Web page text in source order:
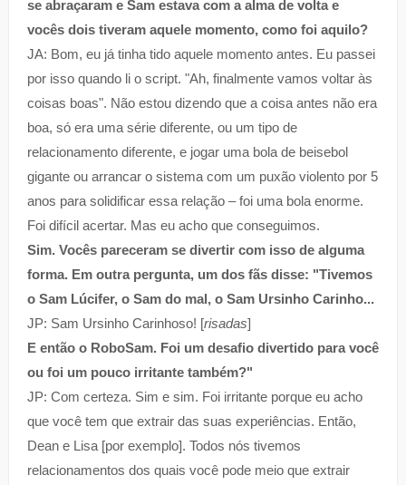
se abraçaram e Sam estava com a alma de volta e
vocês dois tiveram aquele momento, como foi aquilo?
JA: Bom, eu já tinha tido aquele momento antes. Eu passei
por isso quando li o script. "Ah, finalmente vamos voltar às
coisas boas". Não estou dizendo que a coisa antes não era
boa, só era uma série diferente, ou um tipo de
relacionamento diferente, e jogar uma bola de beisebol
gigante ou arrancar o sistema com um puxão violento por 5
anos para solidificar essa relação – foi uma bola enorme.
Foi difícil acertar. Mas eu acho que conseguimos.
Sim. Vocês pareceram se divertir com isso de alguma
forma. Em outra pergunta, um dos fãs disse: "Tivemos
o Sam Lúcifer, o Sam do mal, o Sam Ursinho Carinho...
JP: Sam Ursinho Carinhoso! [risadas]
E então o RoboSam. Foi um desafio divertido para você
ou foi um pouco irritante também?"
JP: Com certeza. Sim e sim. Foi irritante porque eu acho
que você tem que extrair das suas experiências. Então,
Dean e Lisa [por exemplo]. Todos nós tivemos
relacionamentos dos quais você pode meio que extrair